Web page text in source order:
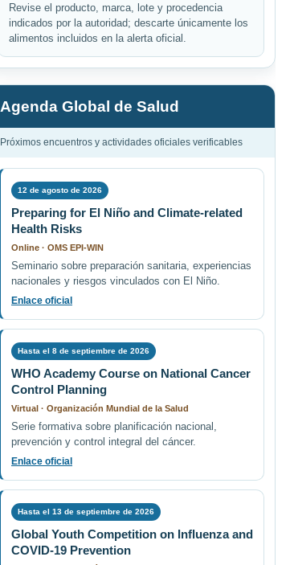
Revise el producto, marca, lote y procedencia
indicados por la autoridad; descarte únicamente los
alimentos incluidos en la alerta oficial.
Agenda Global de Salud
Próximos encuentros y actividades oficiales verificables
12 de agosto de 2026
Preparing for El Niño and Climate-related
Health Risks
Online · OMS EPI-WIN
Seminario sobre preparación sanitaria, experiencias
nacionales y riesgos vinculados con El Niño.
Enlace oficial
Hasta el 8 de septiembre de 2026
WHO Academy Course on National Cancer
Control Planning
Virtual · Organización Mundial de la Salud
Serie formativa sobre planificación nacional,
prevención y control integral del cáncer.
Enlace oficial
Hasta el 13 de septiembre de 2026
Global Youth Competition on Influenza and
COVID-19 Prevention